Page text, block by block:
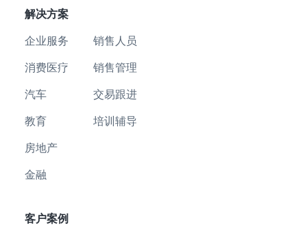
解决方案
企业服务
消费医疗
汽车
教育
房地产
金融
销售人员
销售管理
交易跟进
培训辅导
客户案例